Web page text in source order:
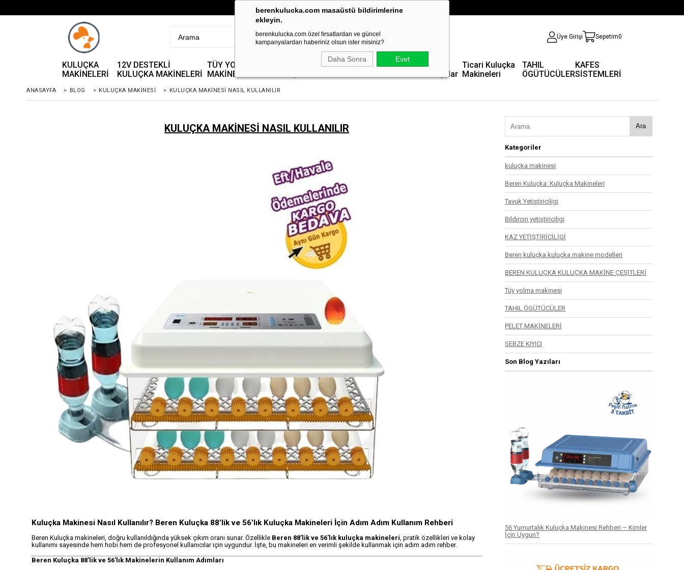
berenkulucka.com masaüstü bildirimlerine
ekleyin.
berenkulucka.com özel fırsatlardan ve güncel
kampanyalardan haberiniz olsun ister misiniz?
Daha Sonra Evet
Üye Girişi Sepetim0
KULUÇKA
MAKİNELERİ
12V DESTEKLİ
KULUÇKA MAKİNELERİ
TÜY YOLMA
MAKİNELERİ
Paslanmaz Çelik
Yem Pelet
Kümes
Yedek
Parçalar
Ticari Kuluçka
Makineleri
TAHIL
ÖGÜTÜCÜLER
KAFES
SİSTEMLERİ
ANASAYFA > BLOG > KULUÇKA MAKINESI > KULUÇKA MAKİNESİ NASIL KULLANILIR
KULUÇKA MAKİNESİ NASIL KULLANILIR
Kuluçka Makinesi Nasıl Kullanılır? Beren Kuluçka 88’lik ve 56’lık Kuluçka Makineleri İçin Adım Adım Kullanım Rehberi
Beren Kuluçka makineleri, doğru kullanıldığında yüksek çıkım oranı sunar. Özellikle Beren 88’lik ve 56’lık kuluçka makineleri, pratik özellikleri ve kolay
kullanımı sayesinde hem hobi hem de profesyonel kullanıcılar için uygundur. İşte, bu makineleri en verimli şekilde kullanmak için adım adım rehber.
Beren Kuluçka 88’lik ve 56’lık Makinelerin Kullanım Adımları
Ara
Kategoriler
kuluçka makinesi
Beren Kuluçka: Kuluçka Makineleri
Tavuk Yetiştiriciligi
Bıldırcın yetiştiriciligi
KAZ YETİŞTİRİCİLİGİ
Beren kuluçka kuluçka makine modelleri
BEREN KULUÇKA KULUÇKA MAKİNE ÇEŞİTLERİ
Tüy yolma makinesi
TAHIL ÖGÜTÜCÜLER
PELET MAKİNELERİ
SEBZE KIYICI
Son Blog Yazıları
56 Yumurtalık Kuluçka Makinesi Rehberi – Kimler
İçin Uygun?